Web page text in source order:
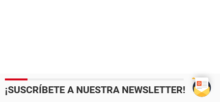
¡SUSCRÍBETE A NUESTRA NEWSLETTER!